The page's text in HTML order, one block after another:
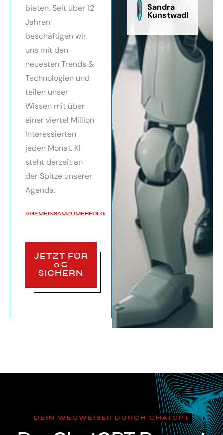
bieten. Seit über 12
Jahren
beschäftigen wir
uns mit den
neuesten Trends &
Technologien und
teilen unser
Wissen mit über
einer viertel Million
Interessierten
jeden Monat. KI
steht derzeit an
der Spitze unserer
Agenda.
#GEMEINSAMZUMERFOLG
JETZT FÜR
0€
SICHERN
Sandra
Kunstwadl
DEIN WEGWEISER DURCH CHATGPT